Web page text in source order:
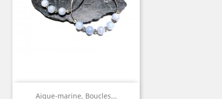
Aigue-marine, Boucles...